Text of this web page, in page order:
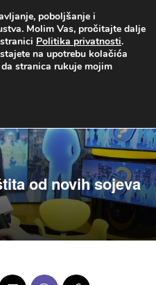
UŽIVO
od novih sojeva
poboljšanje i
Molim Vas, pročitajte dalje
Politika privatnosti.
na upotrebu kolačića
stranica rukuje mojim